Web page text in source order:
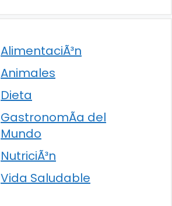
AlimentaciÃ³n
Animales
Dieta
GastronomÃ­a del
Mundo
NutriciÃ³n
Vida Saludable